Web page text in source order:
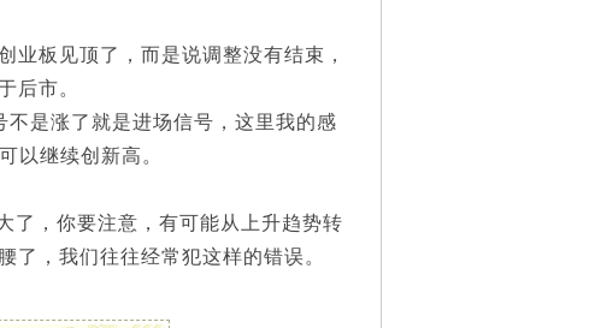
板见顶了，而是说调整没有结束，
后市。
是涨了就是进场信号，这里我的感
以继续创新高。
，你要注意，有可能从上升趋势转
了，我们往往经常犯这样的错误。